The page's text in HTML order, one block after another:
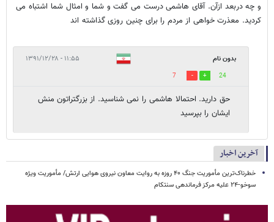
و چه دربعد ازآن. آقای هاشمی درست می گفت و شما و امثال شما اشتباه می
کردید. معذرت خواهی از مردم را برای چنین روزی گذاشته اند
بدون نام ۱۱:۵۵ - ۱۳۹۱/۱۲/۲۸
24
7
حق دارید. احتمالا هاشمی را نمی شناسید. از بزرگتراتون منش
ایشان را بپرسید
آخرین اخبار
خطرناک‌ترین مأموریت جنگ ۴۰ روزه به روایت معاون نیروی هوایی ارتش/ مأموریت ویژه
سوخو-۲۴ علیه مرکز فرماندهی سنتکام